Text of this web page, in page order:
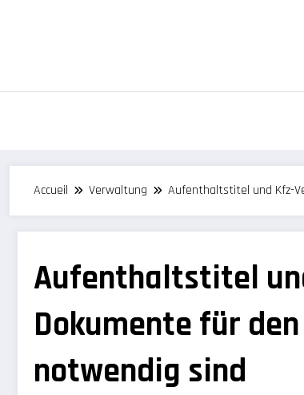
Accueil Verwaltung Aufenthaltstitel und Kfz-
Aufenthaltstitel
Dokumente für
notwendig sind